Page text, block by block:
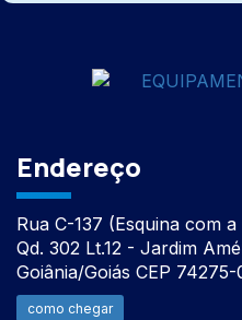
Endereço
Rua C-137 (Esquina com a
Qd. 302 Lt.12 - Jardim
Goiânia/Goiás CEP 74275-
como chegar